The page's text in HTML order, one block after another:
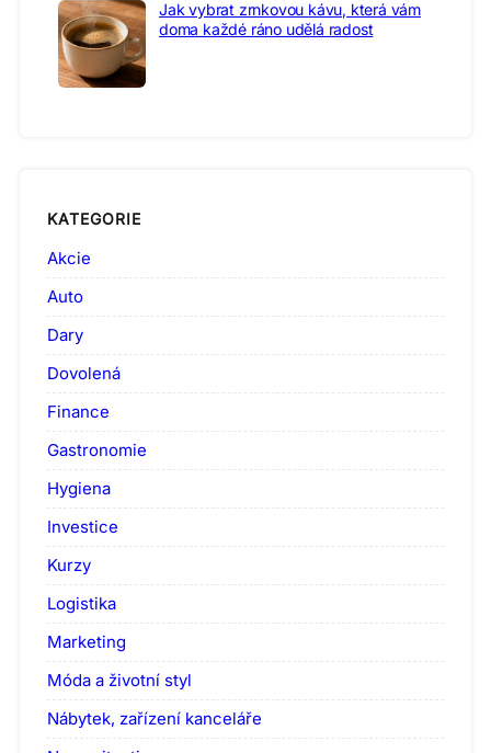
Jak vybrat zrnkovou kávu, která vám
doma každé ráno udělá radost
KATEGORIE
Akcie
Auto
Dary
Dovolená
Finance
Gastronomie
Hygiena
Investice
Kurzy
Logistika
Marketing
Móda a životní styl
Nábytek, zařízení kanceláře